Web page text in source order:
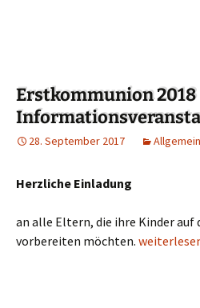
Erstkommunion 2018
28. September 2017 Allgemein
Herzliche Einladung
an alle Eltern, die ihre Kinder auf
vorbereiten möchten.